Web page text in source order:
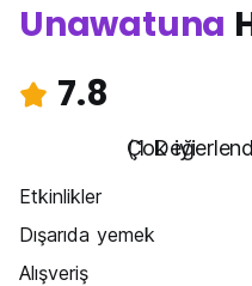
Unawatuna
7.8
Çok iyi
(1
Etkinlikler
Dışarıda yemek
Alışveriş